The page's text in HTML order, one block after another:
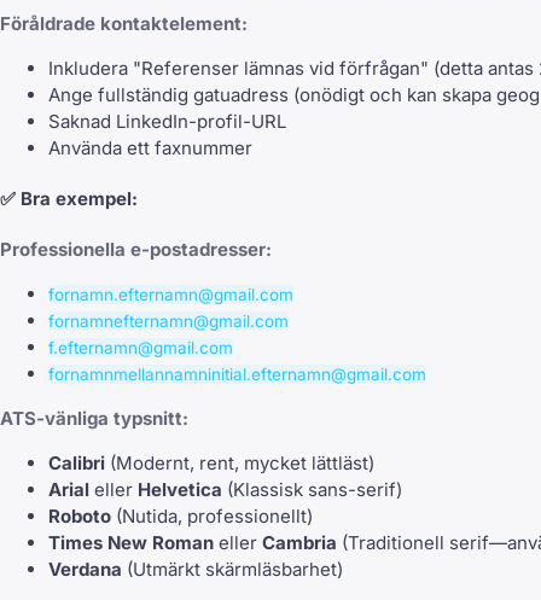
Föråldrade kontaktelement:
Inkludera "Referenser lämnas vid förfrågan" (detta antas
Ange fullständig gatuadress (onödigt och kan skapa
Saknad LinkedIn-profil-URL
Använda ett faxnummer
✅ Bra exempel:
Professionella e-postadresser:
fornamn.efternamn@gmail.com
fornamnefternamn@gmail.com
f.efternamn@gmail.com
fornamnmellannamninitial.efternamn@gmail.com
ATS-vänliga typsnitt:
Calibri (Modernt, rent, mycket lättläst)
Arial eller Helvetica (Klassisk sans-serif)
Roboto (Nutida, professionellt)
Times New Roman eller Cambria (Traditionell
Verdana (Utmärkt skärmläsbarhet)